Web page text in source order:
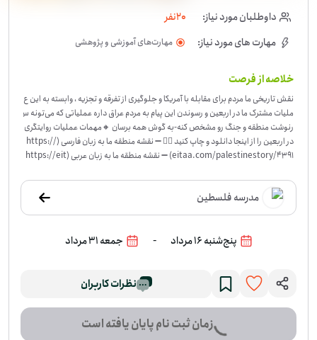
داوطلبان مورد نیاز:
20نفر
مهارت های مورد نیاز:
مهارت‌های آموزشی و پژوهشی
خلاصه از فرصت
نقش تاریخی ما مردم برای مقابله با آمریکا و جلوگیری از تفرقه و تجزیه ، وابسته به این ع
ملیات مشترک ما در اربعین و رسوندن این پیام به مردم عراق داره عملیاتی که می‌تونه س
رنوشت منطقه و جنگ رو مشخص کنه-
به گوش همه برسان 🔸مهمات عملیات روایتگری
در اربعین را از اینجا دانلود و چاپ کنید 👇🏻 ➖ نقشه منطقه ما به زبان فارسی (https://
eitaa.com/palestinestory/4391) ➖ نقشه منطقه ما به زبان عربی (https://eit
ب آسیا از زبان شهید سیدحسن نصرالله را به همه مخصوصاً عراقی‌ها برسان 👇🏻 ➖ لینک
مشاهده روایت شهید سیدحسن نصرالله (نسخه فارسی) : https://eitaa.com/pale
stinestory/4293 ➖ لینک مشاهده روایت شهید سیدحسن نصرالله (نسخه عربی) : h
اش و به عراقی‌ها برسان .
مدرسه فلسطین
پنج‌شنبه 16 مرداد - جمعه 31 مرداد
نظرات کاربران
زمان ثبت نام پایان یافته است